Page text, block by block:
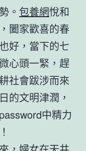
。 包養網悅和
闔家歡喜的春
好，當下的七
心頭一緊，趕
社會跋涉而來
的文明津潤，
中精力